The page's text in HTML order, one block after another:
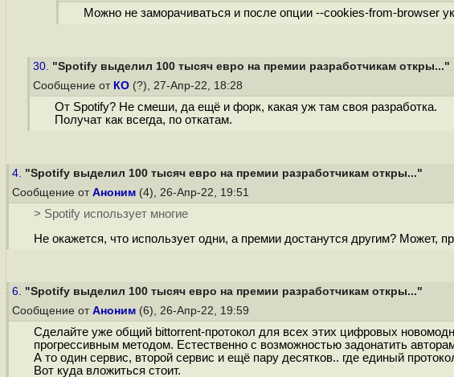
Можно не заморачиваться и после опции --cookies-from-browser
30. "Spotify выделил 100 тысяч евро на премии разработчикам откры..."
Сообщение от КО (?), 27-Апр-22, 18:28
От Spotify? Не смеши, да ещё и форк, какая уж там своя разработка.
Получат как всегда, по откатам.
4. "Spotify выделил 100 тысяч евро на премии разработчикам откры..."
Сообщение от Аноним (4), 26-Апр-22, 19:51
> Spotify использует многие
Не окажется, что использует одни, а премии достанутся другим? Может,
6. "Spotify выделил 100 тысяч евро на премии разработчикам откры..."
Сообщение от Аноним (6), 26-Апр-22, 19:59
Сделайте уже общий bittorrent-протокол для всех этих цифровых
прогрессивным методом. Естественно с возможностью задонатить
А то один сервис, второй сервис и ещё пару десятков.. где единый
Вот куда вложиться стоит.